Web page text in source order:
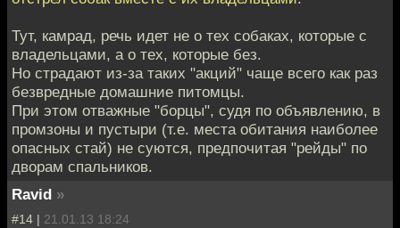
Тут, камрад, речь идет не о тех собаках, которые с
владельцами, а о тех, которые без.
Но страдают из-за таких "акций" чаще всего как раз
безвредные домашние питомцы.
При этом отважные "борцы", судя по объявлению, в
промзоны и пустыри (т.е. места обитания наиболее
опасных стай) не суются, предпочитая "рейды" по
дворам спальников.
Ravid »
#14 | 21.01.13 18:24